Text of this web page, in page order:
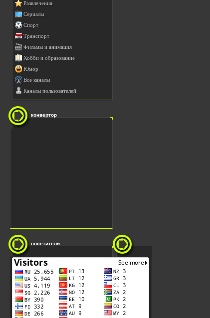
Развлечения
Сериалы
Спорт
Транспорт
Фильмы и анимация
Хобби и образование
Юмор
Все каналы
Каналы пользователей
конвертор
посетители